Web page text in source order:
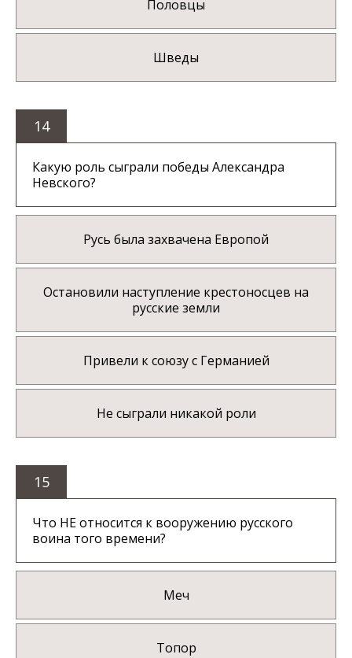
Половцы
Шведы
14
Какую роль сыграли победы Александра
Невского?
Русь была захвачена Европой
Остановили наступление крестоносцев на
русские земли
Привели к союзу с Германией
Не сыграли никакой роли
15
Что НЕ относится к вооружению русского
воина того времени?
Меч
Топор